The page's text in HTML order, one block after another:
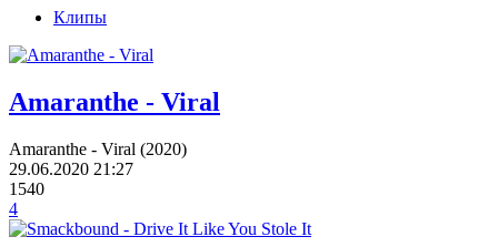
Клипы
Amaranthe - Viral
Amaranthe - Viral (2020)
29.06.2020 21:27
1540
4